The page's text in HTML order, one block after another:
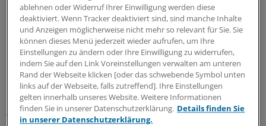
Bundesverwaltungsrichter in ihrem Urteil im Erwerb von
Betäubungsmitteln für die Selbsttötung einen Akt der
Sicherstellung notwendiger medizinischer Versorgung –
immer vorausgesetzt, der Antragsteller befinde sich in
extremer Notlage.
"Nicht mit dem Betäubungsmittelgesetz
vereinbar"
ablehnen oder Widerruf Ihrer Einwilligung werden diese
deaktiviert. Wenn Tracker deaktiviert sind, sind manche Inhalte
und Anzeigen möglicherweise nicht mehr so relevant für Sie. Sie
können dieses Menü jederzeit wieder aufrufen, um Ihre
Einstellungen zu ändern oder Ihre Einwilligung zu widerrufen,
indem Sie auf den Link Voreinstellungen verwalten am unteren
Rand der Webseite klicken [oder das schwebende Symbol unten
links auf der Webseite, falls zutreffend]. Ihre Einstellungen
gelten innerhalb unseres Website. Weitere Informationen
finden Sie in unserer Datenschutzerklärung. Details finden Sie
in unserer Datenschutzerklärung.